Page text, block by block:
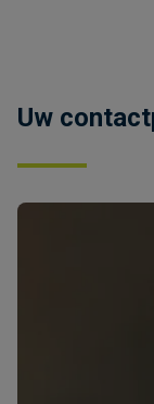
Uw